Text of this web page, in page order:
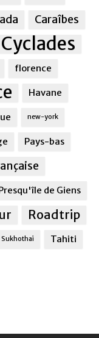
Caraîbes
Cyclades
florence
Havane
new-york
Pays-bas
de Giens
Roadtrip
Sukhothai Tahiti